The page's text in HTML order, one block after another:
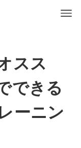
スス
できる
ーニン